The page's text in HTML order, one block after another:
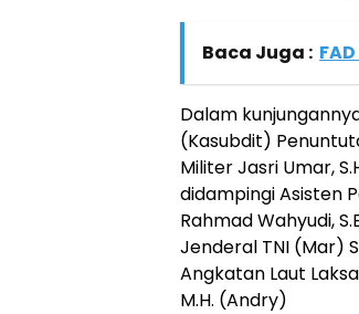
Baca Juga :
Dalam
(Kasubdit)
Militer Jasri Umar,
didampingi Asisten
Rahmad Wahyudi,
Jenderal TNI (Mar)
Angkatan Laut
M.H. (Andry)